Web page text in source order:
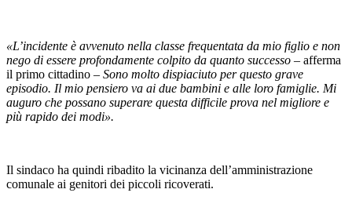
«L’incidente è avvenuto nella classe frequentata da mio figlio e non
nego di essere profondamente colpito da quanto successo – afferma
il primo cittadino – Sono molto dispiaciuto per questo grave
episodio. Il mio pensiero va ai due bambini e alle loro famiglie. Mi
auguro che possano superare questa difficile prova nel migliore e
più rapido dei modi».
Il sindaco ha quindi ribadito la vicinanza dell’amministrazione
comunale ai genitori dei piccoli ricoverati.